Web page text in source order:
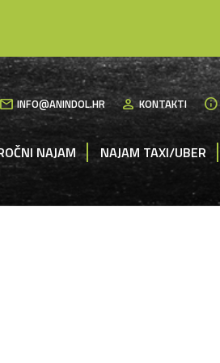
INFO@ANINDOL.HR personKONTAKTI info
NAJAM NAJAM TAXI/UBER